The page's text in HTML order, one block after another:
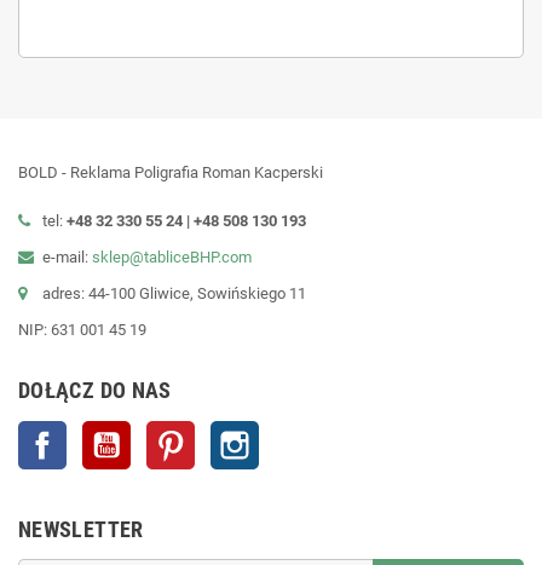
BOLD - Reklama Poligrafia Roman Kacperski
tel: +48 32 330 55 24 | +48 508 130 193
e-mail: sklep@tabliceBHP.com
adres: 44-100 Gliwice, Sowińskiego 11
NIP: 631 001 45 19
DOŁĄCZ DO NAS
Facebook YouTube Pinterest
NEWSLETTER